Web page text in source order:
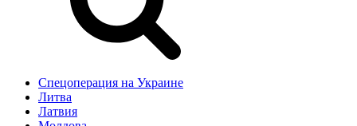
Спецоперация на Украине
Литва
Латвия